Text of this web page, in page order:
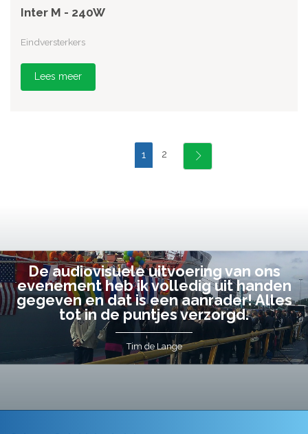
Inter M - 240W
Eindversterkers
Lees meer
1 2
De audiovisuele uitvoering van ons
evenement heb ik volledig uit handen
gegeven en dat is een aanrader! Alles
tot in de puntjes verzorgd.
Tim de Lange